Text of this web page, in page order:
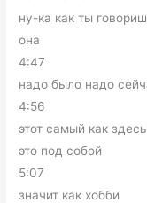
ну-ка как ты
она
4:47
надо было надо
4:56
этот самый как
это под собой
5:07
значит как хобби